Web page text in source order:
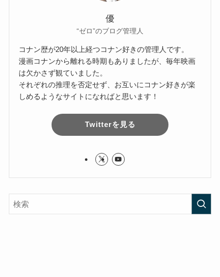
優
“ゼロ”のブログ管理人
コナン歴が20年以上経つコナン好きの管理人です。
漫画コナンから離れる時期もありましたが、毎年映画
は欠かさず観ていました。
それぞれの推理を否定せず、お互いにコナン好きが楽
しめるようなサイトになればと思います！
Twitterを見る